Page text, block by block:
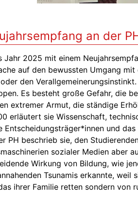
an der
Jahr 2025 mit einem
auf den bewussten Umgang
den
Es besteht große Gefahr, die
extremer Armut, die ständige
erläutert sie Wissenschaft,
und
PH beschrieb sie, den
sozialer Medien aber
Wirkung von Bildung, wie
Tsunamis erkannte,
ihrer Familie retten sondern von